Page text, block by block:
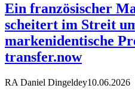
Ein französischer
scheitert im Streit
markenidentische
transfer.now
RA Daniel Dingeldey10.06.2026